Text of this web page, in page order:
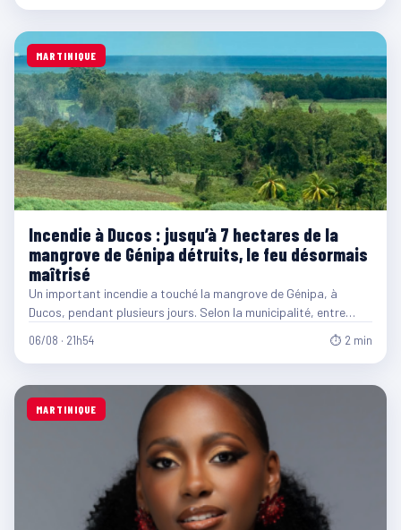
MARTINIQUE
Incendie à Ducos : jusqu’à 7 hectares de la
mangrove de Génipa détruits, le feu désormais
maîtrisé
Un important incendie a touché la mangrove de Génipa, à
Ducos, pendant plusieurs jours. Selon la municipalité, entre…
06/08 · 21h54 ⏱ 2 min
MARTINIQUE